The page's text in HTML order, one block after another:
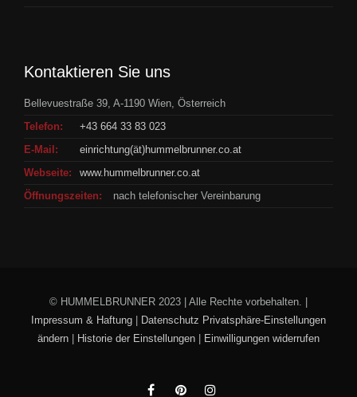
Kontaktieren Sie uns
Bellevuestraße 39, A-1190 Wien, Österreich
Telefon:
+43 664 33 83 023
E-Mail:
einrichtung(ät)hummelbrunner.co.at
Webseite:
www.hummelbrunner.co.at
Öffnungszeiten:
nach telefonischer Vereinbarung
© HUMMELBRUNNER 2023 | Alle Rechte vorbehalten. |
Impressum & Haftung
Datenschutz Privatsphäre-Einstellungen
ändern
Historie der Einstellungen Einwilligungen widerrufen